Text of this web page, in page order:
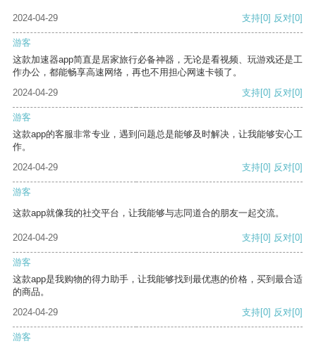
2024-04-29 支持[0] 反对[0]
游客
这款加速器app简直是居家旅行必备神器，无论是看视频、玩游戏还是工
作办公，都能畅享高速网络，再也不用担心网速卡顿了。
2024-04-29
支持[0] 反对[0]
游客
这款app的客服非常专业，遇到问题总是能够及时解决，让我能够安心工
作。
2024-04-29
支持[0] 反对[0]
游客
这款app就像我的社交平台，让我能够与志同道合的朋友一起交流。
2024-04-29 支持[0] 反对[0]
游客
这款app是我购物的得力助手，让我能够找到最优惠的价格，买到最合适
的商品。
2024-04-29
支持[0] 反对[0]
游客